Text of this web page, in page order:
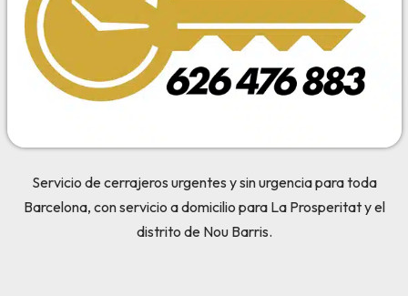
Servicio de cerrajeros urgentes y sin urgencia para toda
Barcelona, con servicio a domicilio para La Prosperitat y el
distrito de Nou Barris.